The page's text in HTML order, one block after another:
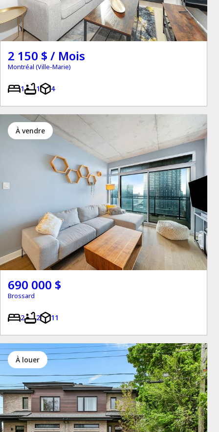
2 150 $ / Mois
Montréal (Ville-Marie)
1 1 4
à vendre
690 000 $
Brossard
2 2 11
à louer